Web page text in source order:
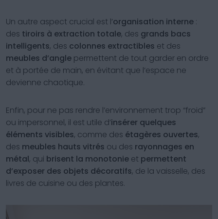
Un autre aspect crucial est l’organisation interne :
des tiroirs à extraction totale, des grands bacs
intelligents, des colonnes extractibles et des
meubles d’angle permettent de tout garder en ordre
et à portée de main, en évitant que l’espace ne
devienne chaotique.
Enfin, pour ne pas rendre l’environnement trop “froid”
ou impersonnel, il est utile d’insérer quelques
éléments visibles, comme des étagères ouvertes,
des meubles hauts vitrés ou des rayonnages en
métal, qui brisent la monotonie et permettent
d’exposer des objets décoratifs, de la vaisselle, des
livres de cuisine ou des plantes.